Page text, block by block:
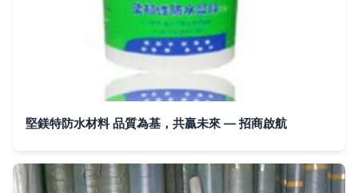
堅鎂特防水材料 品質為基，共贏未來 — 招商啟航